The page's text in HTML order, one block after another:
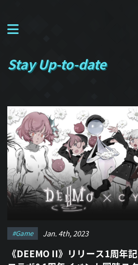
Stay Up-to-date
#game Jan. 4th, 2023
《DEEMO II》リリース1周年